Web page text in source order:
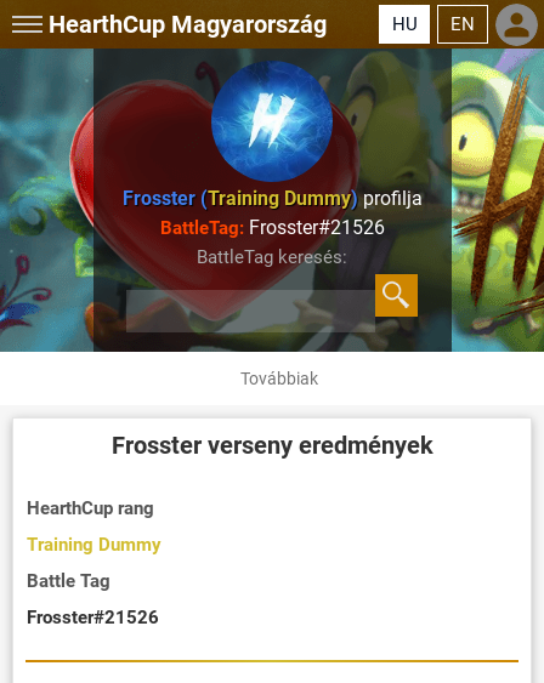
HearthCup Magyarország HU EN
Frosster (Training Dummy)profilja
BattleTag:Frosster#21526
BattleTag keresés:
Továbbiak
Frossterverseny eredmények
HearthCup rang
Training Dummy
Battle Tag
Frosster#21526